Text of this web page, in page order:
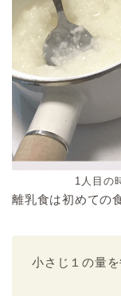
1人目の
離乳食は初めての
小さじ１の量